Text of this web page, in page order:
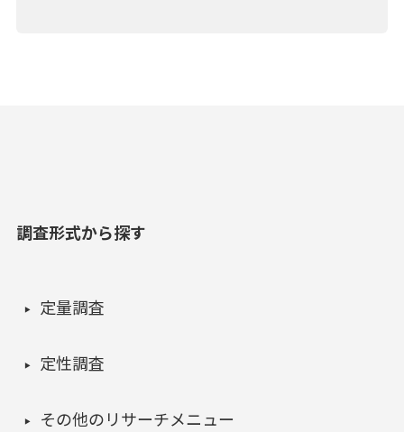
調査形式から探す
定量調査
定性調査
その他のリサーチメニュー